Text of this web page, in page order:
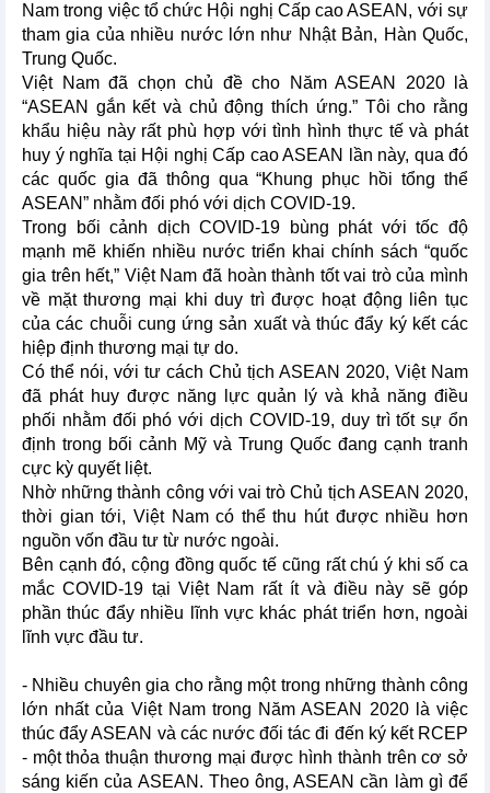
Nam trong việc tổ chức Hội nghị Cấp cao ASEAN, với sự
tham gia của nhiều nước lớn như Nhật Bản, Hàn Quốc,
Trung Quốc.
Việt Nam đã chọn chủ đề cho Năm ASEAN 2020 là
“ASEAN gắn kết và chủ động thích ứng.” Tôi cho rằng
khẩu hiệu này rất phù hợp với tình hình thực tế và phát
huy ý nghĩa tại Hội nghị Cấp cao ASEAN lần này, qua đó
các quốc gia đã thông qua “Khung phục hồi tổng thể
ASEAN” nhằm đối phó với dịch COVID-19.
Trong bối cảnh dịch COVID-19 bùng phát với tốc độ
mạnh mẽ khiến nhiều nước triển khai chính sách “quốc
gia trên hết,” Việt Nam đã hoàn thành tốt vai trò của mình
về mặt thương mại khi duy trì được hoạt động liên tục
của các chuỗi cung ứng sản xuất và thúc đẩy ký kết các
hiệp định thương mại tự do.
Có thể nói, với tư cách Chủ tịch ASEAN 2020, Việt Nam
đã phát huy được năng lực quản lý và khả năng điều
phối nhằm đối phó với dịch COVID-19, duy trì tốt sự ổn
định trong bối cảnh Mỹ và Trung Quốc đang cạnh tranh
cực kỳ quyết liệt.
Nhờ những thành công với vai trò Chủ tịch ASEAN 2020,
thời gian tới, Việt Nam có thể thu hút được nhiều hơn
nguồn vốn đầu tư từ nước ngoài.
Bên cạnh đó, cộng đồng quốc tế cũng rất chú ý khi số ca
mắc COVID-19 tại Việt Nam rất ít và điều này sẽ góp
phần thúc đẩy nhiều lĩnh vực khác phát triển hơn, ngoài
lĩnh vực đầu tư.
- Nhiều chuyên gia cho rằng một trong những thành công
lớn nhất của Việt Nam trong Năm ASEAN 2020 là việc
thúc đẩy ASEAN và các nước đối tác đi đến ký kết RCEP
- một thỏa thuận thương mại được hình thành trên cơ sở
sáng kiến của ASEAN. Theo ông, ASEAN cần làm gì để